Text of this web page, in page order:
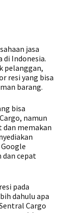
jasa
di Indonesia.
pelanggan,
resi yang bisa
barang.
bisa
namun
memakan
dan cepat
pada
dahulu apa
Cargo